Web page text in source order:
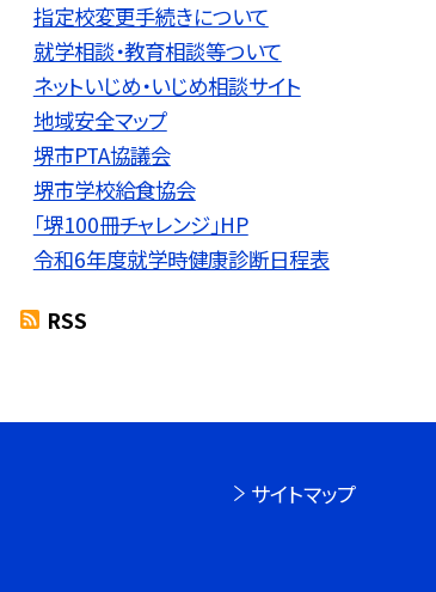
指定校変更手続きについて
就学相談・教育相談等ついて
ネットいじめ・いじめ相談サイト
地域安全マップ
堺市PTA協議会
堺市学校給食協会
「堺100冊チャレンジ」HP
令和6年度就学時健康診断日程表
RSS
サイトマップ